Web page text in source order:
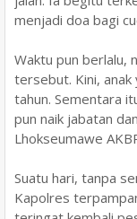
menjadi doa bagi
Waktu pun berlalu,
tersebut. Kini, anak
tahun. Sementara
pun naik jabatan
Lhokseumawe
Suatu hari, tanpa
Kapolres